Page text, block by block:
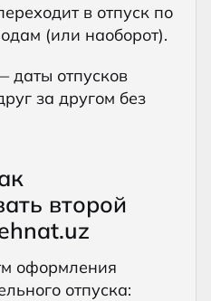
в отпуск по
(или наоборот).
даты отпусков
за другом без
второй
оформления
отпуска: